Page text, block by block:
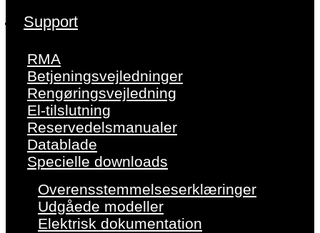
Support
RMA
Betjeningsvejledninger
Rengøringsvejledning
El-tilslutning
Reservedelsmanualer
Datablade
Specielle downloads
Overensstemmelseserklæringer
Udgåede modeller
Elektrisk dokumentation